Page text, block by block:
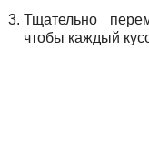
Тщательно
чтобы каждый